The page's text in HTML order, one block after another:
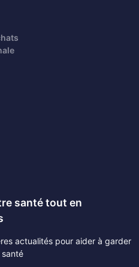
santé tout en
actualités pour aider à garder